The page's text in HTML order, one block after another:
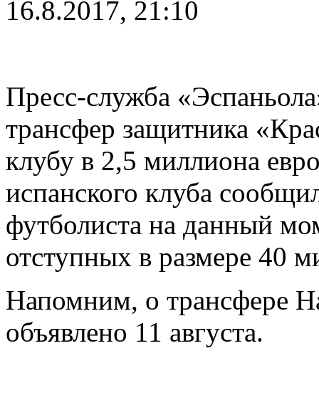
16.8.2017, 21:10
Пресс-служба
трансфер защитника
клубу в 2,5 миллиона
испанского клуба
футболиста на данный
отступных в размере 40
Напомним, о трансфере
объявлено 11 августа.